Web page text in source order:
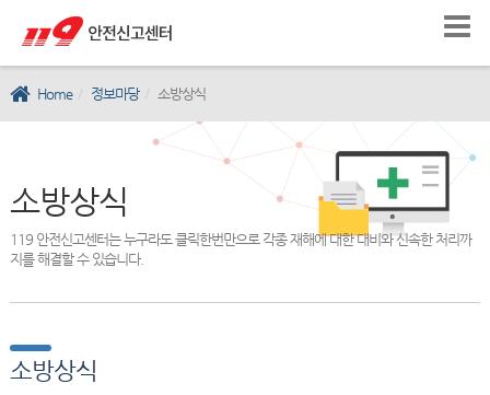
Home 정보마당 소방상식
소방상식
119 안전신고센터는 누구라도 클릭한번만으로 각종 재해에 대한 대비와 신속한 처리까
지를 해결할 수 있습니다.
소방상식